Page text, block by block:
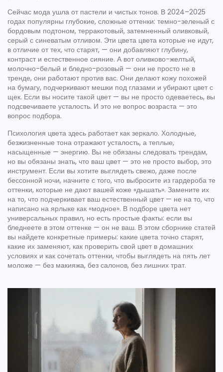
Сейчас мода ушла от пастели и чистых тонов. В 2024–2025
годах популярны глубокие, сложные оттенки: темно-зеленый с
бордовым подтоном, терракотовый, затемненный оливковый,
серый с синеватым отливом. Эти цвета цвета которые не идут,
в отличие от тех, что старят, — они добавляют глубину,
контраст и естественное сияние. А вот оливково-желтый,
молочно-белый и бледно-розовый — они не просто не в
тренде, они работают против вас. Они делают кожу похожей
на бумагу, подчеркивают мешки под глазами и убирают цвет с
щек. Если вы носите такой цвет — вы не просто одеваетесь, вы
подсвечиваете усталость. И это не вопрос возраста — это
вопрос подбора.
Психология цвета здесь работает как зеркало. Холодные,
безжизненные тона отражают усталость, а теплые,
насыщенные — энергию. Вы не обязаны следовать трендам,
но вы обязаны знать, что ваш цвет — это не просто выбор, это
инструмент. Если вы хотите выглядеть свежо, даже после
бессонной ночи, начните с того, что выбросите из гардероба те
оттенки, которые не дают вашей коже «дышать». Замените их
на то, что подчеркивает ваш естественный цвет — не на то, что
написано на ярлыке как «модное». В подборе цвета нет
универсальных правил, но есть простые факты: если вы
бледнеете в этом оттенке — он не ваш. В этом сборнике статей
вы найдете конкретные примеры: какие цвета точно старят,
какие их заменяют, как проверить свой цвет в домашних
условиях и как сочетать оттенки, чтобы выглядеть на пять лет
моложе — без макияжа, без салонов, без лишних трат.